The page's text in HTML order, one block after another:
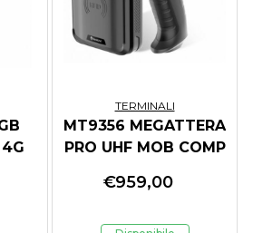
TERMINALI
MT9356 MEGATTERA
PRO UHF MOB COMP
€959,00